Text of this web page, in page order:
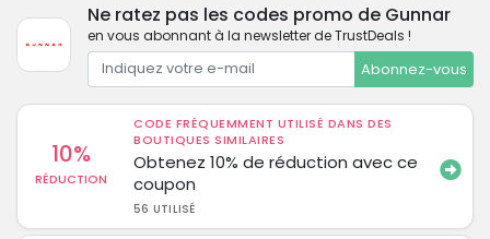
Ne ratez pas les codes promo de Gunnar
en vous abonnant à la newsletter de TrustDeals !
Abonnez-vous
10%
RÉDUCTION
CODE FRÉQUEMMENT UTILISÉ DANS DES
BOUTIQUES SIMILAIRES
Obtenez 10% de réduction avec ce
coupon
56 UTILISÉ